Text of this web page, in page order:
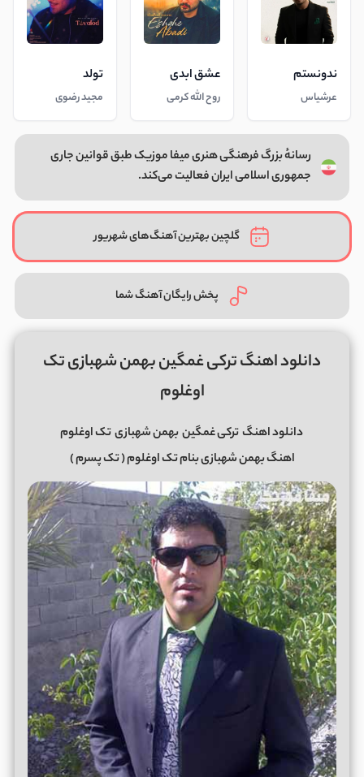
ندونستم
عرشیاس
عشق ابدی
روح الله کرمی
تولد
مجید رضوی
رسانهٔ بزرگ فرهنگی هنری میفا موزیک طبق قوانین جاری
جمهوری اسلامی ایران فعالیت می‌کند.
گلچین بهترین آهنگ‌های شهریور
پخش رایگان آهنگ شما
دانلود اهنگ ترکی غمگین بهمن شهبازی تک
اوغلوم
دانلود اهنگترکی غمگینبهمن شهبازیتک اوغلوم
اهنگ بهمن شهبازی بنام تک اوغلوم ( تک پسرم )